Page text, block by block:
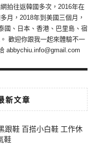
拍往返韓國多次，2016年在
月，2018年到美國三個月，
國、日本、香港、巴里島、宿
歡迎你跟我一起來體驗不一
abbychiu.info@gmail.com
新文章
跟鞋 百搭小白鞋 工作休
鞋